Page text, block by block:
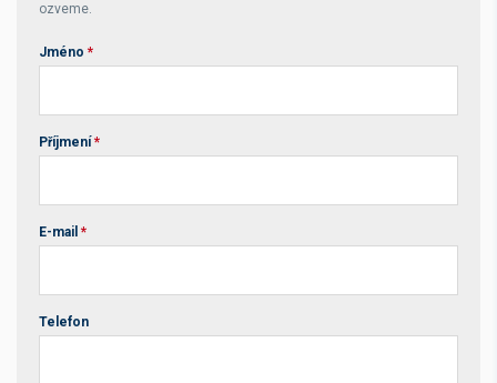
ozveme.
Jméno *
Příjmení *
E-mail *
Telefon